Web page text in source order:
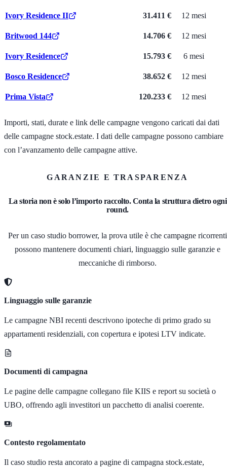
Ivory Residence II 31.411 € 12 mesi
Britwood 144 14.706 € 12 mesi
Ivory Residence 15.793 € 6 mesi
Bosco Residence 38.652 € 12 mesi
Prima Vista 120.233 € 12 mesi
Importi, stati, durate e link delle campagne vengono caricati dai dati
delle campagne stock.estate. I dati delle campagne possono cambiare
con l’avanzamento delle campagne attive.
GARANZIE E TRASPARENZA
La storia non è solo l’importo raccolto. Conta la struttura dietro ogni
round.
Per un caso studio borrower, la prova utile è che campagne ricorrenti
possono mantenere documenti chiari, linguaggio sulle garanzie e
meccaniche di rimborso.
Linguaggio sulle garanzie
Le campagne NBI recenti descrivono ipoteche di primo grado su
appartamenti residenziali, con copertura e ipotesi LTV indicate.
Documenti di campagna
Le pagine delle campagne collegano file KIIS e report su società o
UBO, offrendo agli investitori un pacchetto di analisi coerente.
Contesto regolamentato
Il caso studio resta ancorato a pagine di campagna stock.estate,